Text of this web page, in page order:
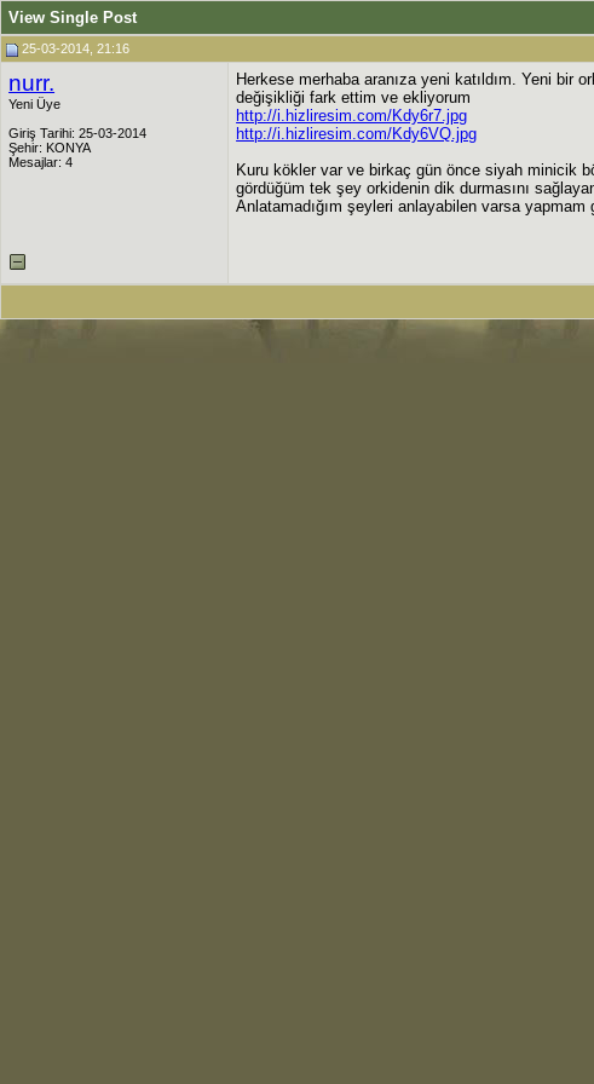
View Single Post
25-03-2014, 21:16
nurr.
Yeni Üye
Giriş Tarihi: 25-03-2014
Şehir: KONYA
Mesajlar: 4
Herkese merhaba aranıza yeni katıldım. Yeni
değişikliği fark ettim ve ekliyorum
http://i.hizliresim.com/Kdy6r7.jpg
http://i.hizliresim.com/Kdy6VQ.jpg
Kuru kökler var ve birkaç gün önce siyah minicik
gördüğüm tek şey orkidenin dik durmasını
Anlatamadığım şeyleri anlayabilen varsa